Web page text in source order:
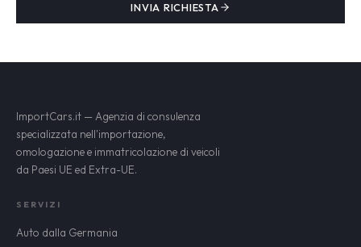
INVIA RICHIESTA
ImportCars.it — Agenzia di consulenza
specializzata nell'importazione,
omologazione e immatricolazione di veicoli
da Paesi UE ed Extra-UE.
SERVIZI
Auto dalla Germania